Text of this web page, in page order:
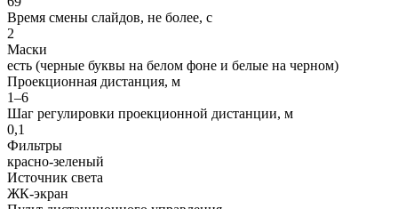
Время смены слайдов, не более, с
2
Маски
есть (черные буквы на белом фоне и белые на черном)
Проекционная дистанция, м
1–6
Шаг регулировки проекционной дистанции, м
0,1
Фильтры
красно-зеленый
Источник света
ЖК-экран